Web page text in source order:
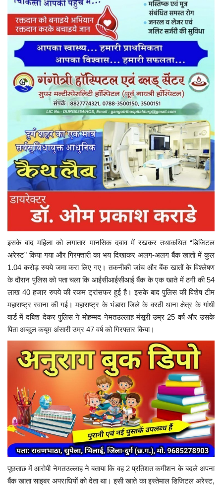
इसके बाद महिला को लगातार मानसिक दबाव में रखकर तथाकथित “डिजिटल
अरेस्ट” किया गया और गिरफ्तारी का भय दिखाकर अलग-अलग बैंक खातों में कुल
1.04 करोड़ रुपये जमा करा लिए गए। तकनीकी जांच और बैंक खातों के विश्लेषण
के दौरान पुलिस को पता चला कि आईसीआईसीआई बैंक के एक खाते में ठगी की 54
लाख 40 हजार रुपये की रकम ट्रांसफर हुई है। इसके बाद पुलिस की विशेष टीम
महाराष्ट्र रवाना की गई। महाराष्ट्र के भंडारा जिले के वरठी थाना क्षेत्र के गांधी
वार्ड में दबिश देकर पुलिस ने मोहम्मद नेमतउल्लाह मंसूरी उम्र 25 वर्ष और उसके
पिता अब्दुल कयूम अंसारी उम्र 47 वर्ष को गिरफ्तार किया।
पूछताछ में आरोपी नेमतउल्लाह ने बताया कि वह 2 प्रतिशत कमीशन के बदले अपना
बैंक खाता साइबर अपराधियों को देता था। इसी खाते का इस्तेमाल डिजिटल अरेस्ट,